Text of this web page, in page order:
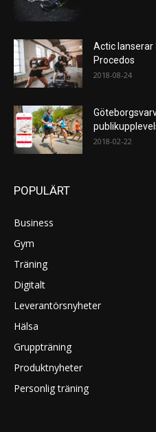
Actic lanserar
Procedos
2018-08-24
2018-02-22
POPULÄRT
Business
Gym
Träning
Digitalt
Leverantörsnyheter
Hälsa
Gruppträning
Produktnyheter
Personlig träning